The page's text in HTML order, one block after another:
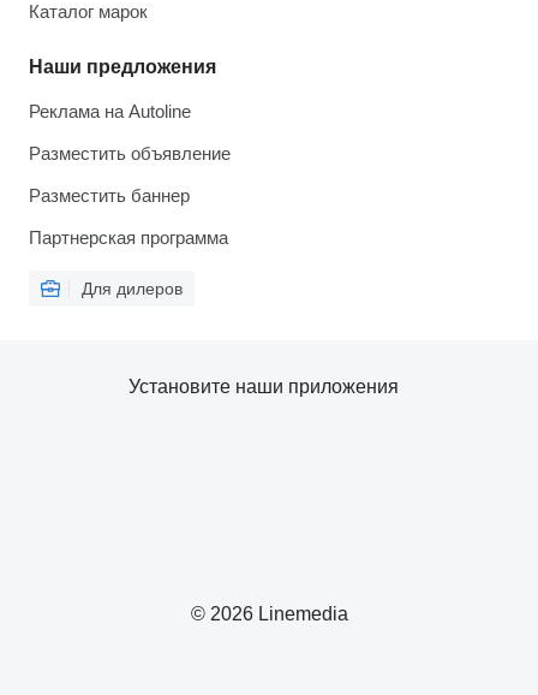
Каталог марок
Наши предложения
Реклама на Autoline
Разместить объявление
Разместить баннер
Партнерская программа
Для дилеров
© 2026 Linemedia
Установите наши приложения